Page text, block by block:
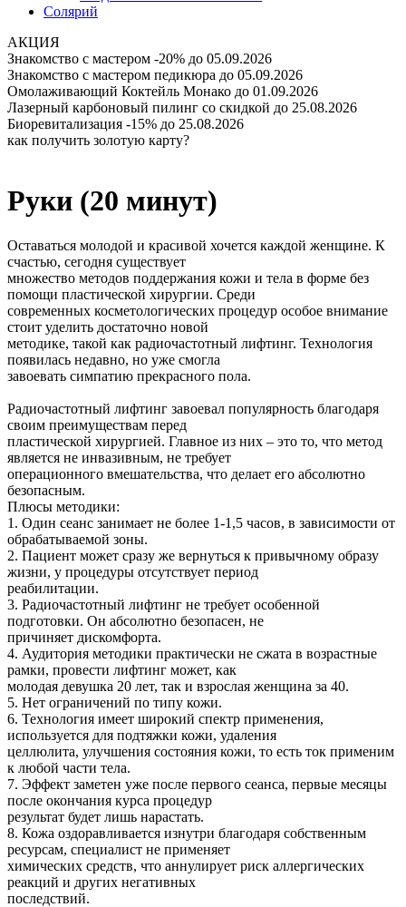
Солярий
АКЦИЯ
Знакомство с мастером -20% до 05.09.2026
Знакомство с мастером педикюра до 05.09.2026
Омолаживающий Коктейль Монако до 01.09.2026
Лазерный карбоновый пилинг со скидкой до 25.08.2026
Биоревитализация -15% до 25.08.2026
как получить золотую карту?
Руки (20 минут)
Оставаться молодой и красивой хочется каждой женщине. К
счастью, сегодня существует
множество методов поддержания кожи и тела в форме без
помощи пластической хирургии. Среди
современных косметологических процедур особое внимание
стоит уделить достаточно новой
методике, такой как радиочастотный лифтинг. Технология
появилась недавно, но уже смогла
завоевать симпатию прекрасного пола.
Радиочастотный лифтинг завоевал популярность благодаря
своим преимуществам перед
пластической хирургией. Главное из них – это то, что метод
является не инвазивным, не требует
операционного вмешательства, что делает его абсолютно
безопасным.
Плюсы методики:
1. Один сеанс занимает не более 1-1,5 часов, в зависимости от
обрабатываемой зоны.
2. Пациент может сразу же вернуться к привычному образу
жизни, у процедуры отсутствует период
реабилитации.
3. Радиочастотный лифтинг не требует особенной
подготовки. Он абсолютно безопасен, не
причиняет дискомфорта.
4. Аудитория методики практически не сжата в возрастные
рамки, провести лифтинг может, как
молодая девушка 20 лет, так и взрослая женщина за 40.
5. Нет ограничений по типу кожи.
6. Технология имеет широкий спектр применения,
используется для подтяжки кожи, удаления
целлюлита, улучшения состояния кожи, то есть ток применим
к любой части тела.
7. Эффект заметен уже после первого сеанса, первые месяцы
после окончания курса процедур
результат будет лишь нарастать.
8. Кожа оздоравливается изнутри благодаря собственным
ресурсам, специалист не применяет
химических средств, что аннулирует риск аллергических
реакций и других негативных
последствий.